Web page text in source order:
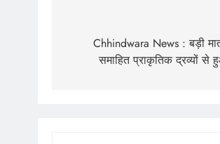
navigation
Chhindwara News : बड़ी
समाहित प्राकृतिक द्रव्यों से